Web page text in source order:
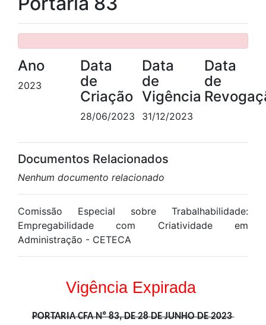
Ano
2023
Data
de
Criação
28/06/2023
Data
de
Vigência
31/12/2023
Data
de
Documentos Relacionados
Nenhum documento relacionado
Comissão Especial sobre Trabalhabilidade:
Empregabilidade com Criatividade em
Administração - CETECA
Vigência Expirada
PORTARIA CFA Nº 83, DE 28 DE JUNHO DE 2023